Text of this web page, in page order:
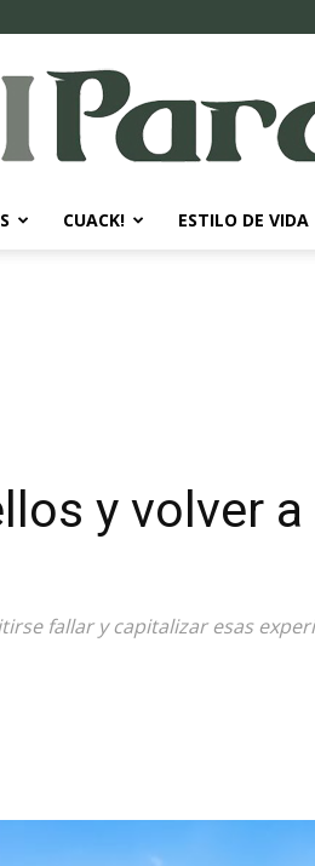
CUACK! ESTILO DE VIDA
y volver a
fallar y capitalizar esas